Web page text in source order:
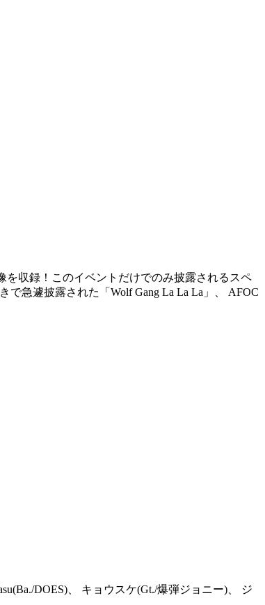
を収録！このイベントだけでのみ披露されるスペ
急遽披露された「Wolf Gang La La La」、 AFOC
DOES)、 キョウスケ(Gt./爆弾ジョニー)、 ジ